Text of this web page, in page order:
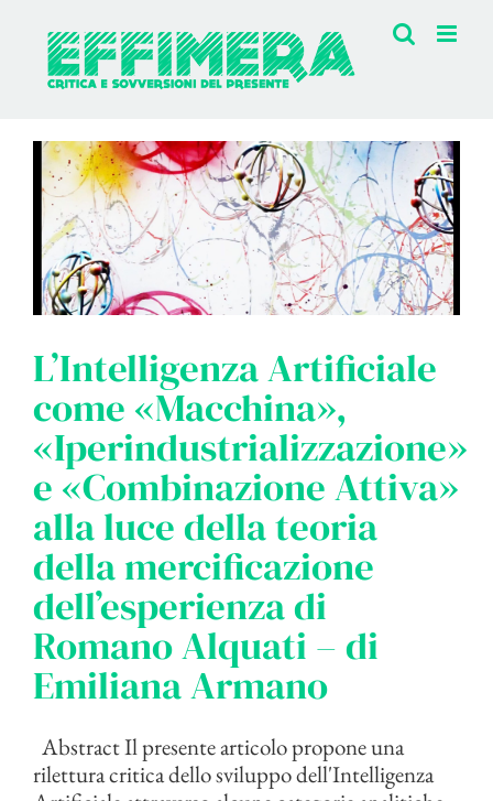
contenuto
L’Intelligenza Artificiale
come «Macchina»,
«Iperindustrializzazione»
e «Combinazione Attiva»
alla luce della teoria
della mercificazione
dell’esperienza di
Romano Alquati – di
Emiliana Armano
Abstract Il presente articolo propone una
rilettura critica dello sviluppo dell'Intelligenza